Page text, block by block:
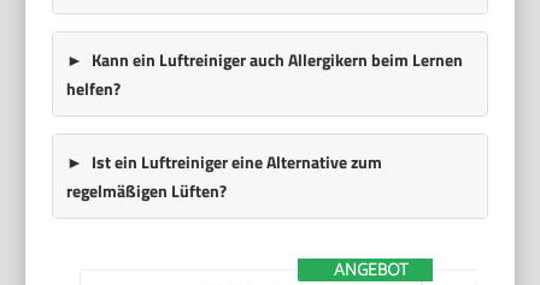
Kann ein Luftreiniger auch Allergikern beim Lernen
helfen?
Ist ein Luftreiniger eine Alternative zum
regelmäßigen Lüften?
ANGEBOT